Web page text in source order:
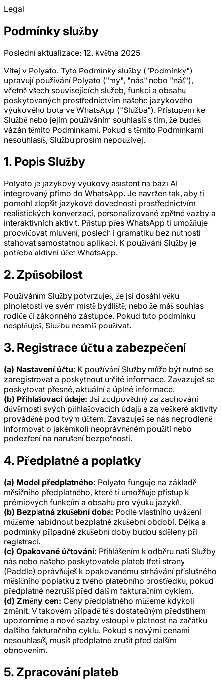
Legal
Podmínky služby
Poslední aktualizace: 12. května 2025
Vítej v Polyato. Tyto Podmínky služby ("Podmínky")
upravují používání Polyato ("my", "nás" nebo "náš"),
včetně všech souvisejících služeb, funkcí a obsahu
poskytovaných prostřednictvím našeho jazykového
výukového bota ve WhatsApp ("Služba"). Přístupem ke
Službě nebo jejím používáním souhlasíš s tím, že budeš
vázán těmito Podmínkami. Pokud s těmito Podmínkami
nesouhlasíš, Službu prosím nepoužívej.
1. Popis Služby
Polyato je jazykový výukový asistent na bázi AI
integrovaný přímo do WhatsApp. Je navržen tak, aby ti
pomohl zlepšit jazykové dovednosti prostřednictvím
realistických konverzací, personalizované zpětné vazby a
interaktivních aktivit. Přístup přes WhatsApp ti umožňuje
procvičovat mluvení, poslech i gramatiku bez nutnosti
stahovat samostatnou aplikaci. K používání Služby je
potřeba aktivní účet WhatsApp.
2. Způsobilost
Používáním Služby potvrzuješ, že jsi dosáhl věku
plnoletosti ve svém místě bydliště, nebo že máš souhlas
rodiče či zákonného zástupce. Pokud tuto podmínku
nesplňuješ, Službu nesmíš používat.
3. Registrace účtu a zabezpečení
(a) Nastavení účtu: K používání Služby může být nutné se
zaregistrovat a poskytnout určité informace. Zavazuješ se
poskytovat přesné, aktuální a úplné informace.
(b) Přihlašovací údaje: Jsi zodpovědný za zachování
důvěrnosti svých přihlašovacích údajů a za veškeré aktivity
prováděné pod tvým účtem. Zavazuješ se nás neprodleně
informovat o jakémkoli neoprávněném použití nebo
podezření na narušení bezpečnosti.
4. Předplatné a poplatky
(a) Model předplatného: Polyato funguje na základě
měsíčního předplatného, které ti umožňuje přístup k
prémiových funkcím a obsahu pro výuku jazyků.
(b) Bezplatná zkušební doba: Podle vlastního uvážení
můžeme nabídnout bezplatné zkušební období. Délka a
podmínky případné zkušební doby budou sděleny při
registraci.
(c) Opakované účtování: Přihlášením k odběru naší Služby
nás nebo našeho poskytovatele plateb třetí strany
(Paddle) oprávňuješ k opakovanému strhávání příslušného
měsíčního poplatku z tvého platebního prostředku, pokud
předplatné nezrušíš před dalším fakturačním cyklem.
(d) Změny cen: Ceny předplatného můžeme kdykoli
změnit. V takovém případě tě s dostatečným předstihem
upozorníme a nové sazby vstoupí v platnost na začátku
dalšího fakturačního cyklu. Pokud s novými cenami
nesouhlasíš, musíš předplatné zrušit před dalším
obnovením.
5. Zpracování plateb